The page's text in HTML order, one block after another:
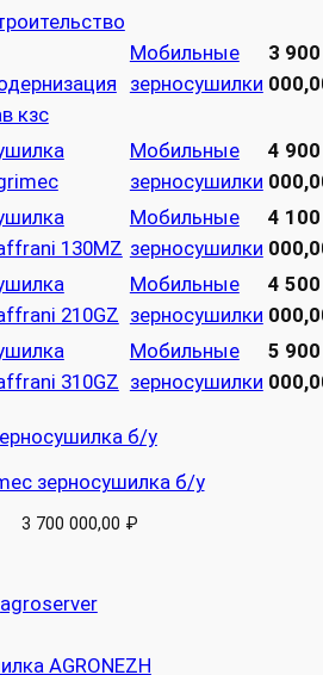
кзс
Мобильные
зерносушилки
3 900
Мобильные
зерносушилки
4 900
130MZ
Мобильные
зерносушилки
4 100
210GZ
Мобильные
зерносушилки
4 500
310GZ
Мобильные
зерносушилки
5 900
зерносушилка б/у
3 700 000,00 ₽
agroserver